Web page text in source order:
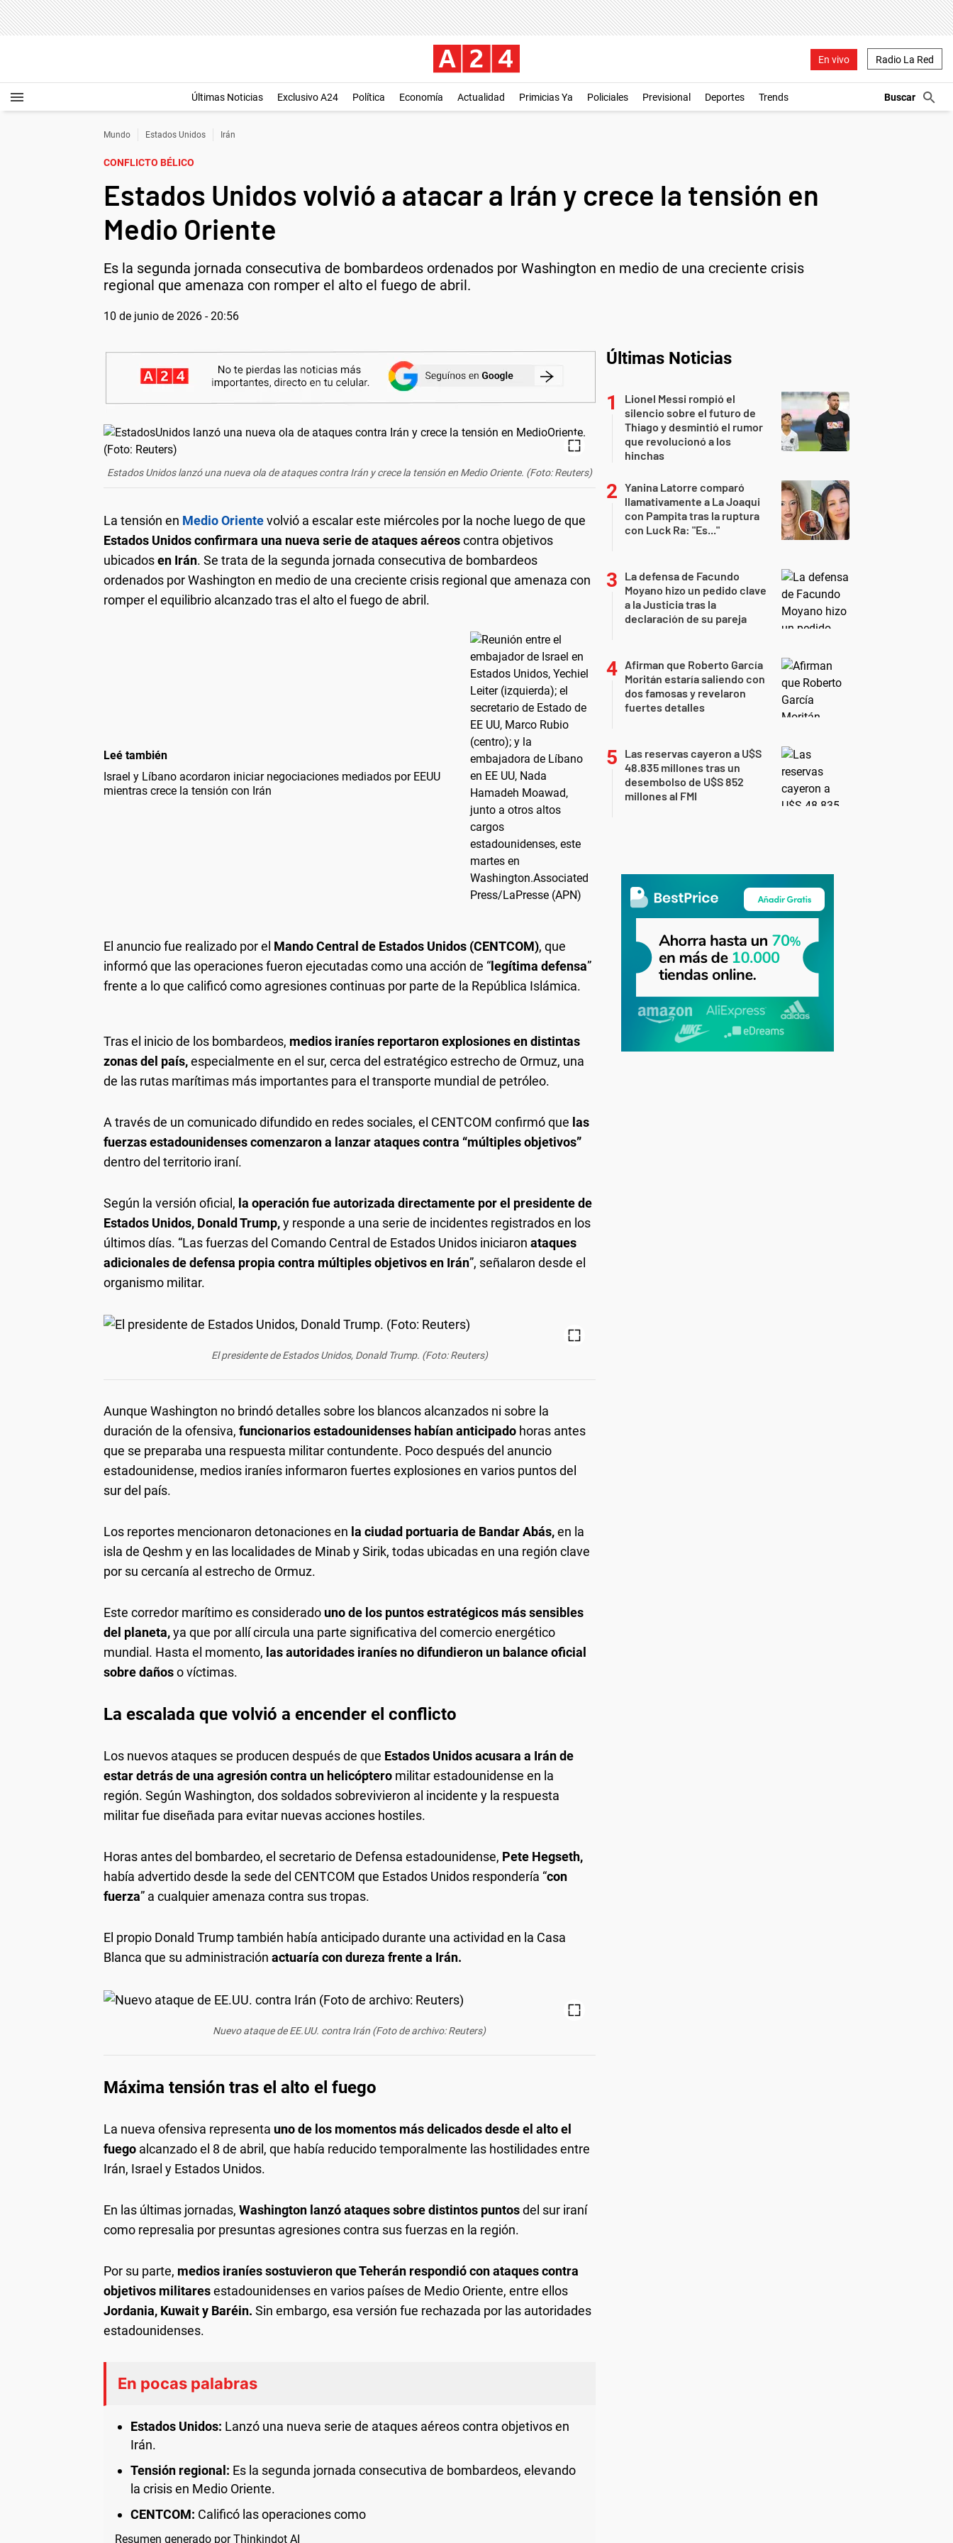
En vivo Radio La Red
Últimas Noticias Exclusivo A24 Política Economía Actualidad Primicias Ya Policiales Previsional Deportes Trends
Mundo Estados Unidos Irán
CONFLICTO BÉLICO
Estados Unidos volvió a atacar a Irán y crece la tensión en
Medio Oriente
Es la segunda jornada consecutiva de bombardeos ordenados por Washington en medio de una creciente crisis
regional que amenaza con romper el alto el fuego de abril.
10 de junio de 2026 - 20:56
Estados Unidos lanzó una nueva ola de ataques contra Irán y crece la tensión en Medio Oriente. (Foto: Reuters)
La tensión en Medio Orientevolvió a escalar este miércoles por la noche luego de que
Estados Unidos confirmara una nueva serie de ataques aéreoscontra objetivos
ubicadosen Irán. Se trata de la segunda jornada consecutiva de bombardeos
ordenados por Washington en medio de una creciente crisis regional que amenaza con
romper el equilibrio alcanzado tras el alto el fuego de abril.
Leé también
Israel y Líbano acordaron iniciar negociaciones mediados por EEUU
mientras crece la tensión con Irán
El anuncio fue realizado por el Mando Central de Estados Unidos (CENTCOM), que
informó que las operaciones fueron ejecutadas como una acción de “ legítima defensa”
frente a lo que calificó como agresiones continuas por parte de la República Islámica.
Tras el inicio de los bombardeos, medios iraníes reportaron explosiones en distintas
zonas del país,especialmente en el sur, cerca del estratégico estrecho de Ormuz, una
de las rutas marítimas más importantes para el transporte mundial de petróleo.
A través de un comunicado difundido en redes sociales, el CENTCOM confirmó que las
fuerzas estadounidenses comenzaron a lanzar ataques contra “múltiples objetivos”
dentro del territorio iraní.
Según la versión oficial, la operación fue autorizada directamente por el presidente de
Estados Unidos, Donald Trump,y responde a una serie de incidentes registrados en los
últimos días. “Las fuerzas del Comando Central de Estados Unidos iniciaron ataques
adicionales de defensa propia contra múltiples objetivos en Irán”, señalaron desde el
organismo militar.
El presidente de Estados Unidos, Donald Trump. (Foto: Reuters)
Aunque Washington no brindó detalles sobre los blancos alcanzados ni sobre la
duración de la ofensiva, funcionarios estadounidenses habían anticipado horas antes
que se preparaba una respuesta militar contundente. Poco después del anuncio
estadounidense, medios iraníes informaron fuertes explosiones en varios puntos del
sur del país.
Los reportes mencionaron detonaciones en la ciudad portuaria de Bandar Abás,en la
isla de Qeshm y en las localidades de Minab y Sirik, todas ubicadas en una región clave
por su cercanía al estrecho de Ormuz.
Este corredor marítimo es considerado uno de los puntos estratégicos más sensibles
del planeta,ya que por allí circula una parte significativa del comercio energético
mundial. Hasta el momento, las autoridades iraníes no difundieron un balance oficial
sobre dañoso víctimas.
La escalada que volvió a encender el conflicto
Los nuevos ataques se producen después de que Estados Unidos acusara a Irán de
estar detrás de una agresión contra un helicóptero militar estadounidense en la
región. Según Washington, dos soldados sobrevivieron al incidente y la respuesta
militar fue diseñada para evitar nuevas acciones hostiles.
Horas antes del bombardeo, el secretario de Defensa estadounidense, Pete Hegseth,
había advertido desde la sede del CENTCOM que Estados Unidos respondería “con
fuerza” a cualquier amenaza contra sus tropas.
El propio Donald Trump también había anticipado durante una actividad en la Casa
Blanca que su administración actuaría con dureza frente a Irán.
Nuevo ataque de EE.UU. contra Irán (Foto de archivo: Reuters)
Máxima tensión tras el alto el fuego
La nueva ofensiva representa uno de los momentos más delicados desde el alto el
fuego alcanzado el 8 de abril, que había reducido temporalmente las hostilidades entre
Irán, Israel y Estados Unidos.
En las últimas jornadas, Washington lanzó ataques sobre distintos puntosdel sur iraní
como represalia por presuntas agresiones contra sus fuerzas en la región.
Por su parte, medios iraníes sostuvieron que Teherán respondió con ataques contra
objetivos militaresestadounidenses en varios países de Medio Oriente, entre ellos
Jordania, Kuwait y Baréin. Sin embargo, esa versión fue rechazada por las autoridades
estadounidenses.
En pocas palabras
Estados Unidos: Lanzó una nueva serie de ataques aéreos contra objetivos en
Irán.
Tensión regional: Es la segunda jornada consecutiva de bombardeos, elevando
la crisis en Medio Oriente.
CENTCOM: Calificó las operaciones como
Resumen generado por Thinkindot AI
Últimas Noticias
Lionel Messi rompió el
silencio sobre el futuro de
Thiago y desmintió el rumor
que revolucionó a los
hinchas
Yanina Latorre comparó
llamativamente a La Joaqui
con Pampita tras la ruptura
con Luck Ra: "Es..."
La defensa de Facundo
Moyano hizo un pedido clave
a la Justicia tras la
declaración de su pareja
Afirman que Roberto García
Moritán estaría saliendo con
dos famosas y revelaron
fuertes detalles
Las reservas cayeron a U$S
48.835 millones tras un
desembolso de U$S 852
millones al FMI